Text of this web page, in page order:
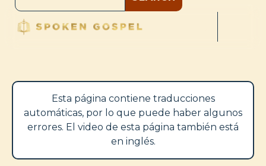
Esta página contiene traducciones
automáticas, por lo que puede haber algunos
errores. El video de esta página también está
en inglés.